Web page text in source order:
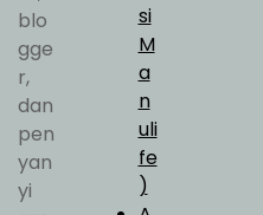
blo
gge
r,
dan
pen
yan
yi
si
M
a
n
uli
fe
)